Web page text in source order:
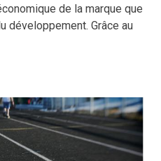
de la marque que
développement. Grâce au